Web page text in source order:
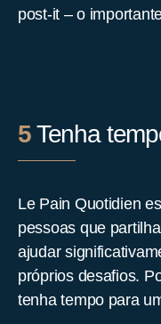
post-it – o
5Tenha
Le Pain Quotidien
pessoas que
ajudar
próprios desafios.
tenha tempo para